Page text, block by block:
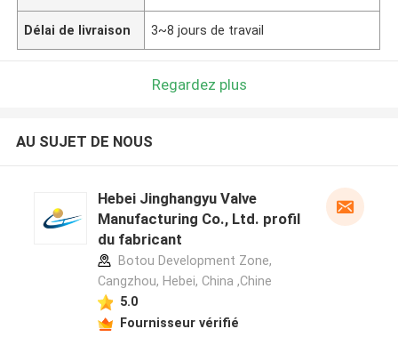
Délai de livraison 3~8 jours de travail
Regardez plus
AU SUJET DE NOUS
Hebei Jinghangyu Valve
Manufacturing Co., Ltd. profil
du fabricant
Botou Development Zone,
Cangzhou, Hebei, China ,Chine
5.0
Fournisseur vérifié